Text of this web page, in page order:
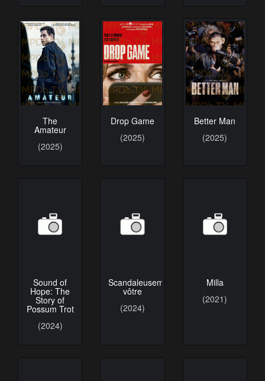
The
Amateur
(2025)
Drop Game
(2025)
Better Man
(2025)
Sound of
Hope: The
Story of
Possum Trot
(2024)
Scandaleusement
vôtre
(2024)
Milla
(2021)